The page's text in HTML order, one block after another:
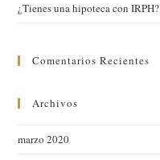
¿Tienes una hipoteca con IRPH?
Comentarios Recientes
Archivos
marzo 2020